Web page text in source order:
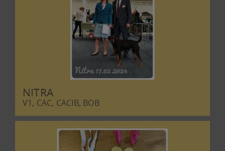
NITRA
V1, CAC, CACIB, BOB